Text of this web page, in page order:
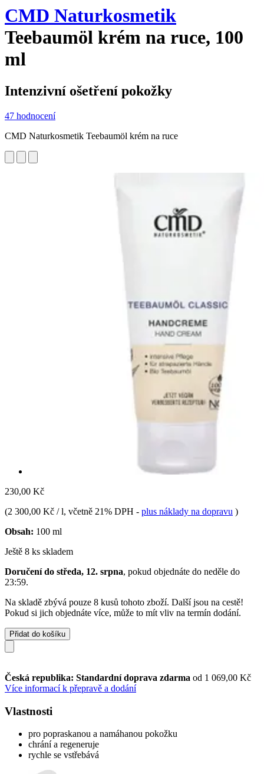
CMD Naturkosmetik
Teebaumöl krém na ruce, 100
ml
Intenzivní ošetření pokožky
47 hodnocení
CMD Naturkosmetik Teebaumöl krém na ruce
230,00 Kč
(2 300,00 Kč / l, včetně 21% DPH - plus náklady na dopravu )
Obsah: 100 ml
Ještě 8 ks skladem
Doručení do středa, 12. srpna, pokud objednáte do neděle do
23:59.
Na skladě zbývá pouze 8 kusů tohoto zboží. Další jsou na cestě!
Pokud si jich objednáte více, může to mít vliv na termín dodání.
Přidat do košíku
Česká republika: Standardní doprava zdarma od 1 069,00 Kč
Více informací k přepravě a dodání
Vlastnosti
pro popraskanou a namáhanou pokožku
chrání a regeneruje
rychle se vstřebává